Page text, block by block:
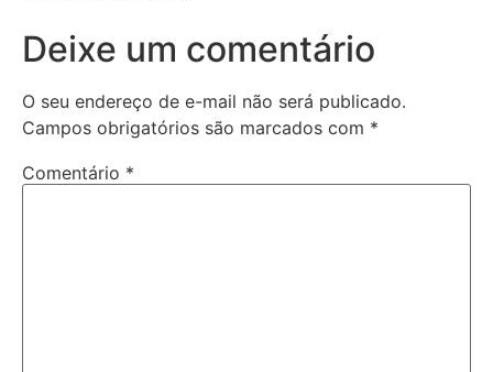
Deixe um comentário
O seu endereço de e-mail não será publicado.
Campos obrigatórios são marcados com *
Comentário *